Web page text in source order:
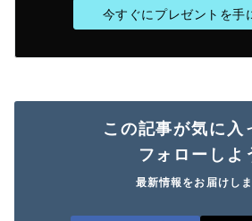
今すぐにプレゼントを手
この記事が気に入
フォローしよ
最新情報をお届けし